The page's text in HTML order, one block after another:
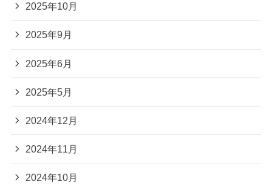
2025年10月
2025年9月
2025年6月
2025年5月
2024年12月
2024年11月
2024年10月